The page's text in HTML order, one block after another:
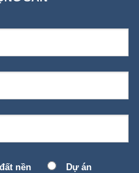
nền Dự án